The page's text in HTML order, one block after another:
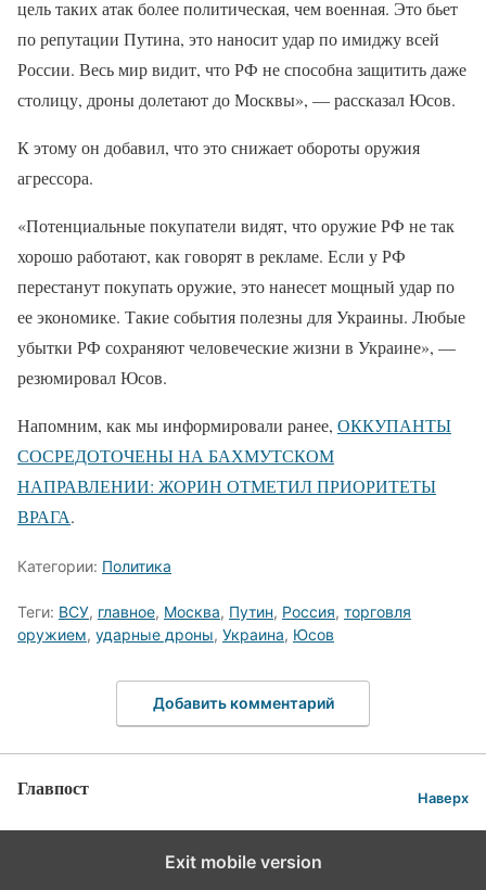
цель таких атак более политическая, чем военная. Это бьет
по репутации Путина, это наносит удар по имиджу всей
России. Весь мир видит, что РФ не способна защитить даже
столицу, дроны долетают до Москвы», — рассказал Юсов.
К этому он добавил, что это снижает обороты оружия
агрессора.
«Потенциальные покупатели видят, что оружие РФ не так
хорошо работают, как говорят в рекламе. Если у РФ
перестанут покупать оружие, это нанесет мощный удар по
ее экономике. Такие события полезны для Украины. Любые
убытки РФ сохраняют человеческие жизни в Украине», —
резюмировал Юсов.
Напомним, как мы информировали ранее, ОККУПАНТЫ
СОСРЕДОТОЧЕНЫ НА БАХМУТСКОМ
НАПРАВЛЕНИИ: ЖОРИН ОТМЕТИЛ ПРИОРИТЕТЫ
ВРАГА.
Категории: Политика
Теги: ВСУ, главное, Москва, Путин, Россия, торговля
оружием, ударные дроны, Украина, Юсов
Добавить комментарий
Главпост Наверх
Exit mobile version